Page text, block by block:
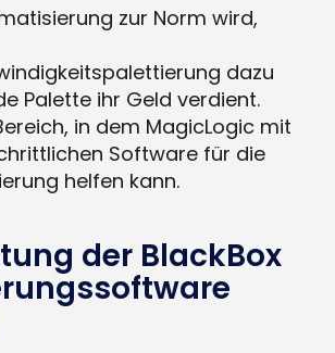
zur Norm wird,
dazu
Palette ihr Geld verdient.
in dem MagicLogic mit
Software für die
helfen kann.
der BlackBox